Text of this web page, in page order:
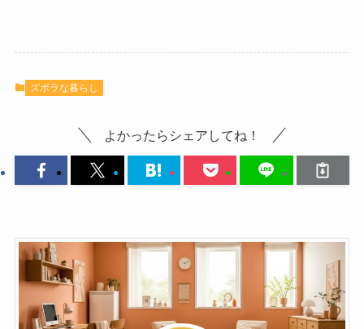
ズボラな暮らし
よかったらシェアしてね！